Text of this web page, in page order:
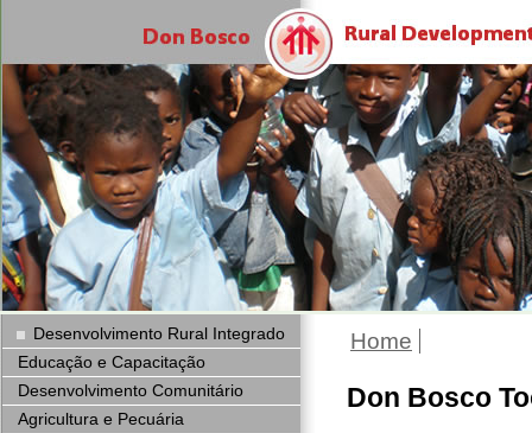
Home
Don Bosco
Desenvolvimento Rural Integrado
Educação e Capacitação
Desenvolvimento Comunitário
Agricultura e Pecuária